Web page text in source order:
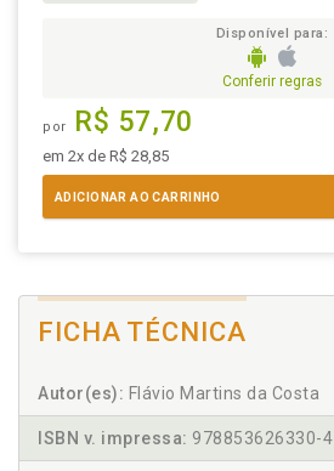
Disponível para:
Conferir regras
por R$ 57,70
em 2x de R$ 28,85
ADICIONAR AO CARRINHO
FICHA TÉCNICA
Autor(es): Flávio Martins da Costa
ISBN v. impressa: 978853626330-4